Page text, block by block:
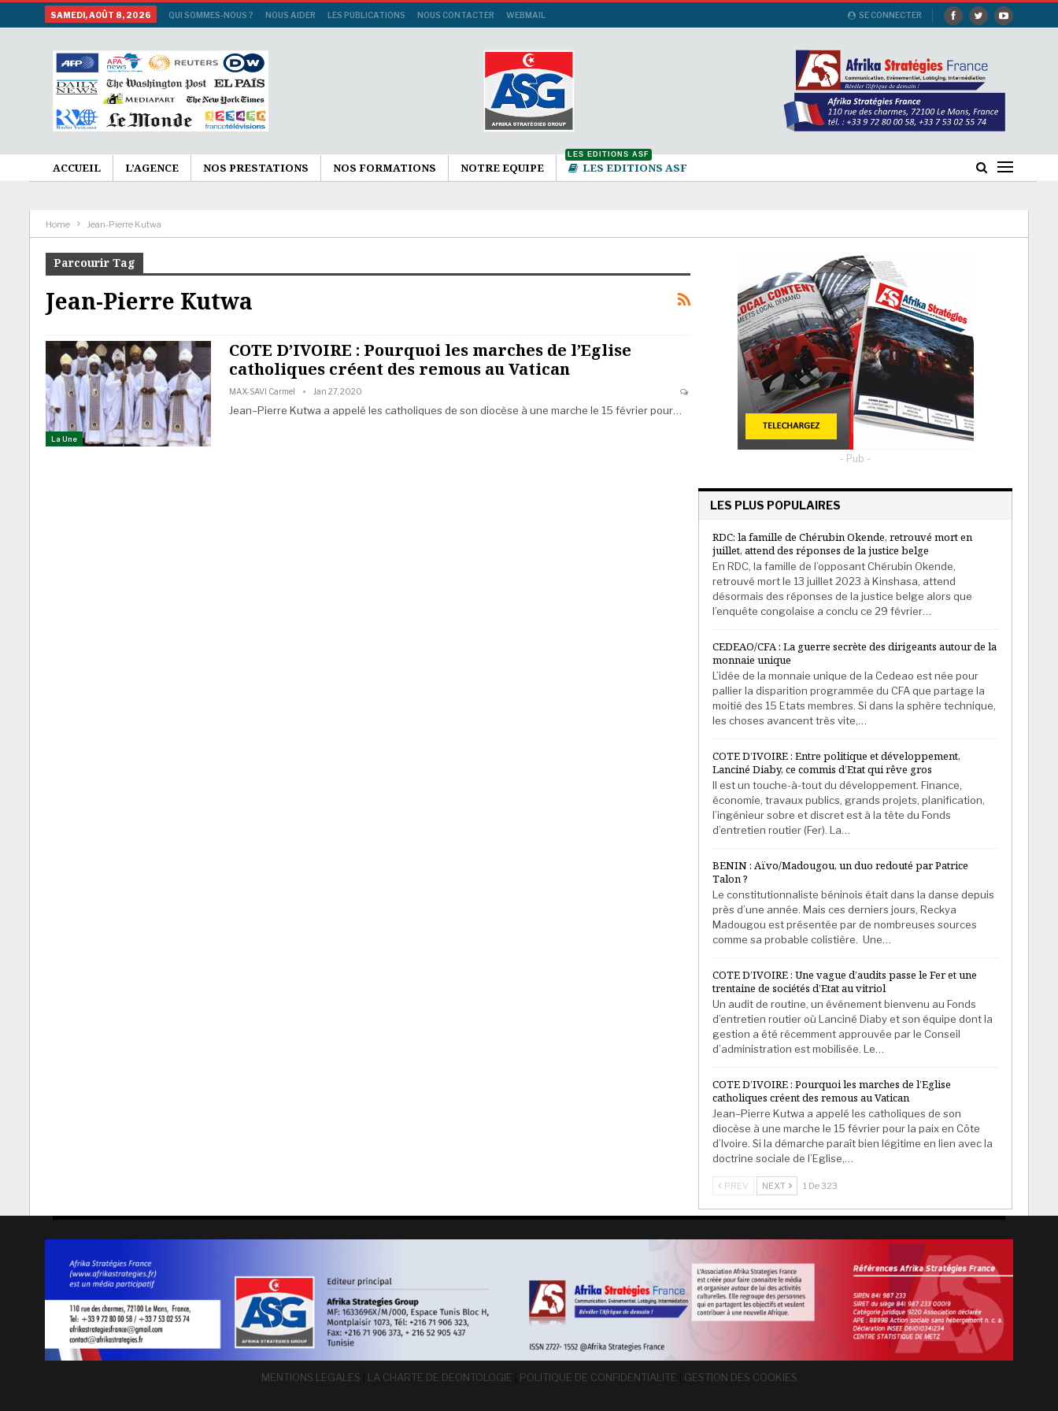
SE CONNECTER
SAMEDI, AOÛT 8, 2026 QUI SOMMES-NOUS ? NOUS AIDER LES PUBLICATIONS NOUS CONTACTER WEBMAIL
ACCUEIL L’AGENCE NOS PRESTATIONS NOS FORMATIONS NOTRE EQUIPE LES EDITIONS ASF
LES EDITIONS ASF
Home Jean-Pierre Kutwa
Parcourir Tag
Jean-Pierre Kutwa
La Une
COTE D’IVOIRE : Pourquoi les marches de l’Eglise
catholiques créent des remous au Vatican
MAX-SAVI Carmel Jan 27, 2020
Jean–Pierre Kutwa a appelé les catholiques de son diocèse à une marche le 15 février pour…
- Pub -
LES PLUS POPULAIRES
RDC: la famille de Chérubin Okende, retrouvé mort en
juillet, attend des réponses de la justice belge
En RDC, la famille de l’opposant Chérubin Okende,
retrouvé mort le 13 juillet 2023 à Kinshasa, attend
désormais des réponses de la justice belge alors que
l’enquête congolaise a conclu ce 29 février…
CEDEAO/CFA : La guerre secrète des dirigeants autour de la
monnaie unique
L’idée de la monnaie unique de la Cedeao est née pour
pallier la disparition programmée du CFA que partage la
moitié des 15 Etats membres. Si dans la sphère technique,
les choses avancent très vite,…
COTE D’IVOIRE : Entre politique et développement,
Lanciné Diaby, ce commis d’Etat qui rêve gros
Il est un touche-à-tout du développement. Finance,
économie, travaux publics, grands projets, planification,
l’ingénieur sobre et discret est à la tête du Fonds
d’entretien routier (Fer). La…
BENIN : Aïvo/Madougou, un duo redouté par Patrice
Talon ?
Le constitutionnaliste béninois était dans la danse depuis
près d’une année. Mais ces derniers jours, Reckya
Madougou est présentée par de nombreuses sources
comme sa probable colistière. Une…
COTE D’IVOIRE : Une vague d’audits passe le Fer et une
trentaine de sociétés d’Etat au vitriol
Un audit de routine, un événement bienvenu au Fonds
d’entretien routier où Lanciné Diaby et son équipe dont la
gestion a été récemment approuvée par le Conseil
d’administration est mobilisée. Le…
COTE D’IVOIRE : Pourquoi les marches de l’Eglise
catholiques créent des remous au Vatican
Jean–Pierre Kutwa a appelé les catholiques de son
diocèse à une marche le 15 février pour la paix en Côte
d’Ivoire. Si la démarche paraît bien légitime en lien avec la
doctrine sociale de l’Eglise,…
PREV NEXT 1 De 323
MENTIONS LEGALES LA CHARTE DE DEONTOLOGIE POLITIQUE DE CONFIDENTIALITE GESTION DES COOKIES